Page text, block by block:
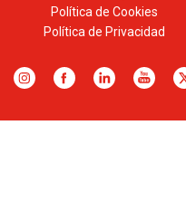
Política de Cookies
Política de Privacidad